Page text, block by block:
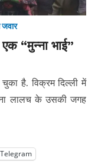
जवार
“मुन्ना भाई”
चुका है. विक्रम दिल्ली में
लालच के उसकी जगह
Telegram